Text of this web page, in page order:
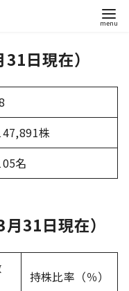
日現在）
株
名
31日現在）
持株比率（％）